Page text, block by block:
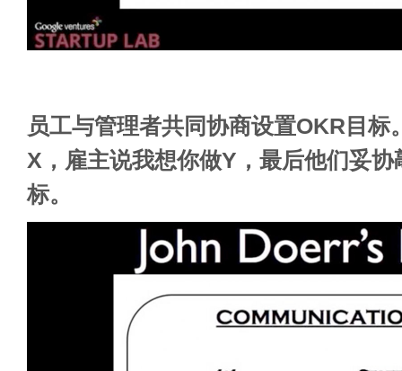
员工与管理者共同协商设置OKR目标
X，雇主说我想你做Y，最后他们妥协
标。